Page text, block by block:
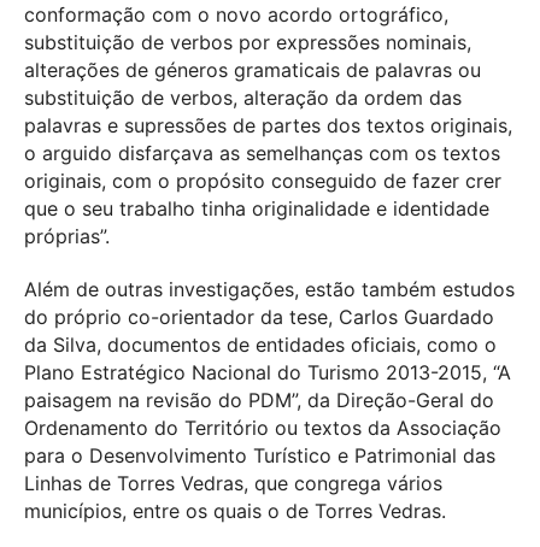
conformação com o novo acordo ortográfico,
substituição de verbos por expressões nominais,
alterações de géneros gramaticais de palavras ou
substituição de verbos, alteração da ordem das
palavras e supressões de partes dos textos originais,
o arguido disfarçava as semelhanças com os textos
originais, com o propósito conseguido de fazer crer
que o seu trabalho tinha originalidade e identidade
próprias”.
Além de outras investigações, estão também estudos
do próprio co-orientador da tese, Carlos Guardado
da Silva, documentos de entidades oficiais, como o
Plano Estratégico Nacional do Turismo 2013-2015, “A
paisagem na revisão do PDM”, da Direção-Geral do
Ordenamento do Território ou textos da Associação
para o Desenvolvimento Turístico e Patrimonial das
Linhas de Torres Vedras, que congrega vários
municípios, entre os quais o de Torres Vedras.